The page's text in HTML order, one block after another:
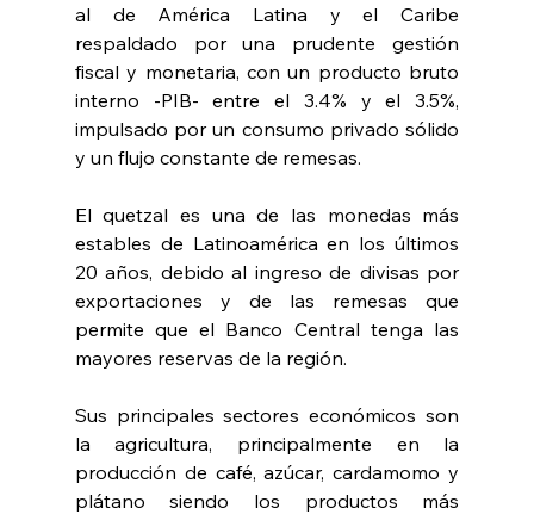
al de América Latina y el Caribe
respaldado por una prudente gestión
fiscal y monetaria, con un producto bruto
interno -PIB- entre el 3.4% y el 3.5%,
impulsado por un consumo privado sólido
y un flujo constante de remesas.
El quetzal es una de las monedas más
estables de Latinoamérica en los últimos
20 años, debido al ingreso de divisas por
exportaciones y de las remesas que
permite que el Banco Central tenga las
mayores reservas de la región.
Sus principales sectores económicos son
la agricultura, principalmente en la
producción de café, azúcar, cardamomo y
plátano siendo los productos más